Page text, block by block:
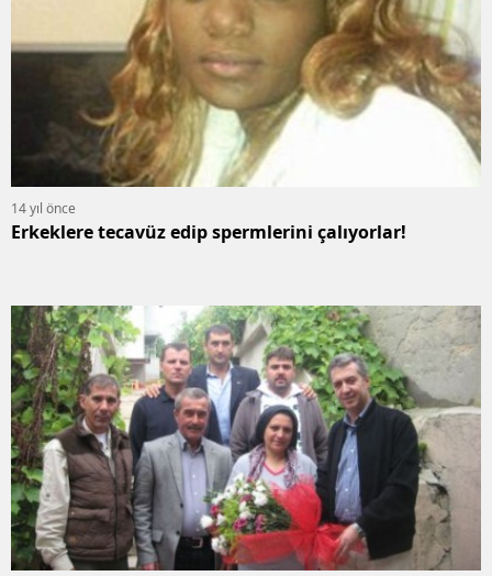
14 yıl önce
Erkeklere tecavüz edip spermlerini çalıyorlar!